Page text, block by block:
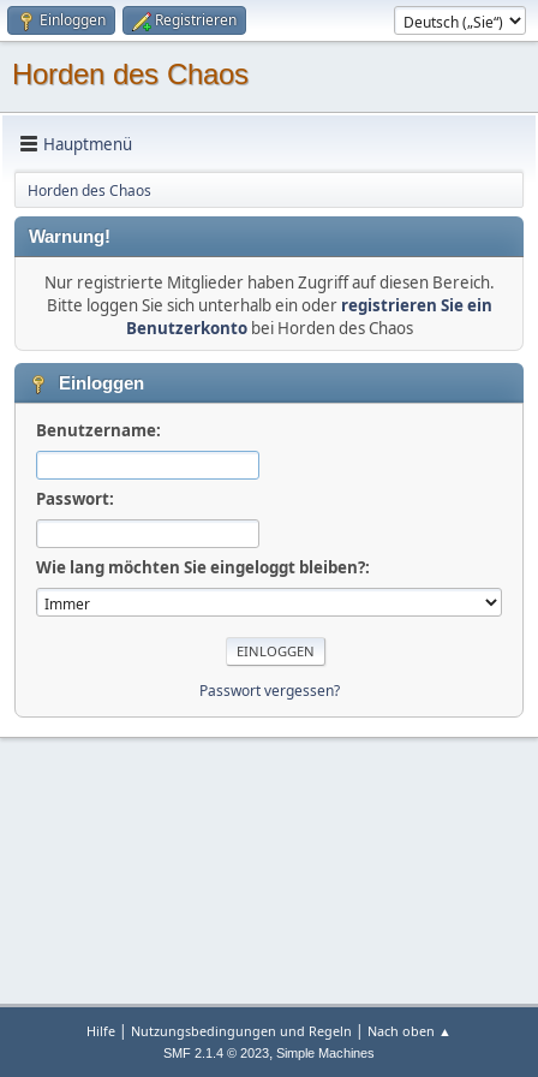
Einloggen Registrieren
Horden des Chaos
Hauptmenü
Horden des Chaos
Warnung!
Nur registrierte Mitglieder haben Zugriff auf diesen Bereich.
Bitte loggen Sie sich unterhalb ein oder registrieren Sie ein
Benutzerkontobei Horden des Chaos
Einloggen
Benutzername:
Passwort:
Wie lang möchten Sie eingeloggt bleiben?:
Passwort vergessen?
Hilfe | Nutzungsbedingungen und Regeln | Nach oben ▲
SMF 2.1.4 © 2023, Simple Machines